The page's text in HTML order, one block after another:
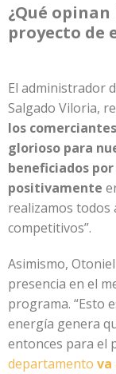
¿Qué
proyecto de
El administrador
Salgado Viloria,
los
glorioso para
beneficiados
positivamente
realizamos todos
competitivos”.
Asimismo,
presencia en el
programa. “Esto
energía genera
entonces para el
departamento va